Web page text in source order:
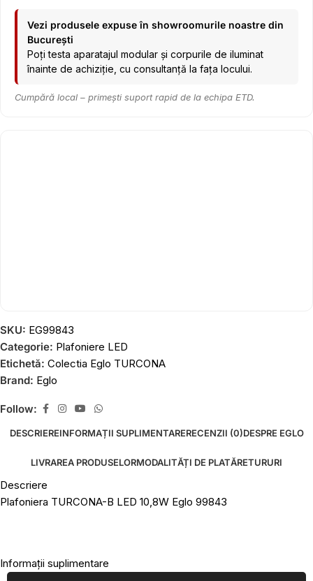
Vezi produsele expuse în showroomurile noastre din
București
Poți testa aparatajul modular și corpurile de iluminat
înainte de achiziție, cu consultanță la fața locului.
Cumpără local – primești suport rapid de la echipa ETD.
SKU: EG99843
Categorie: Plafoniere LED
Etichetă: Colectia Eglo TURCONA
Brand: Eglo
Follow:
DESCRIEREINFORMAȚII SUPLIMENTARERECENZII (0)DESPRE EGLO
LIVRAREA PRODUSELORMODALITĂȚI DE PLATĂRETURURI
Descriere
Plafoniera TURCONA-B LED 10,8W Eglo 99843
Informații suplimentare